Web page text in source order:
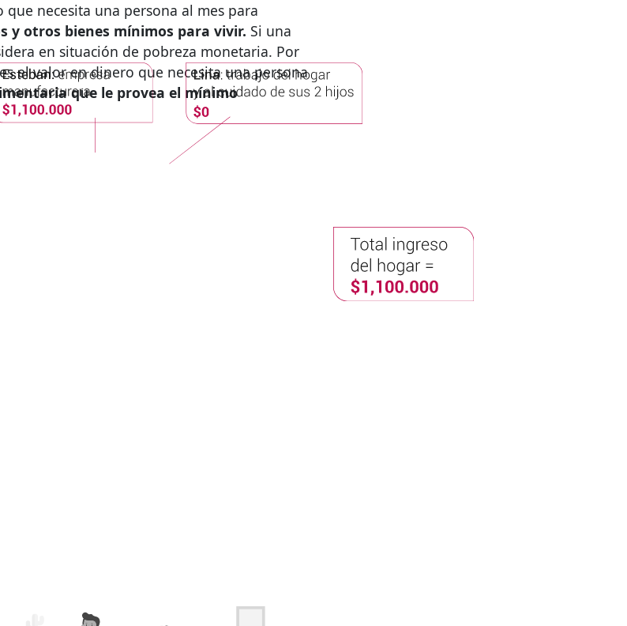
que necesita una persona al mes para
y otros bienes mínimos para vivir. Si una
en situación de pobreza monetaria. Por
es el valor en dinero que necesita una persona
que le provea el mínimo